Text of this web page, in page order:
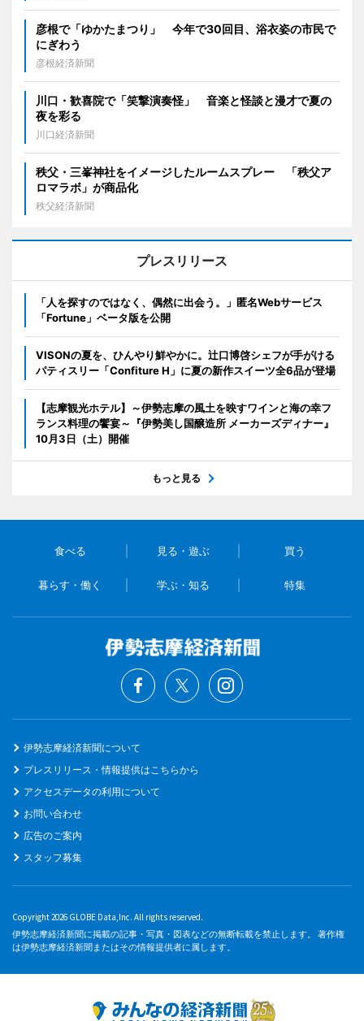
彦根で「ゆかたまつり」 今年で30回目、浴衣姿の市民で
にぎわう
彦根経済新聞
川口・歓喜院で「笑撃演奏怪」 音楽と怪談と漫才で夏の
夜を彩る
川口経済新聞
秩父・三峯神社をイメージしたルームスプレー 「秩父ア
ロマラボ」が商品化
秩父経済新聞
プレスリリース
「人を探すのではなく、偶然に出会う。」匿名Webサービス
「Fortune」ベータ版を公開
VISONの夏を、ひんやり鮮やかに。辻口博啓シェフが手がける
パティスリー「Confiture H」に夏の新作スイーツ全6品が登場
【志摩観光ホテル】～伊勢志摩の風土を映すワインと海の幸フ
ランス料理の饗宴～『伊勢美し国醸造所 メーカーズディナー』
10月3日（土）開催
もっと見る
食べる 見る・遊ぶ 買う
暮らす・働く 学ぶ・知る 特集
伊勢志摩経済新聞について
プレスリリース・情報提供はこちらから
アクセスデータの利用について
お問い合わせ
広告のご案内
スタッフ募集
Copyright 2026 GLOBE Data,Inc. All rights reserved.
伊勢志摩経済新聞に掲載の記事・写真・図表などの無断転載を禁止します。 著作権
は伊勢志摩経済新聞またはその情報提供者に属します。